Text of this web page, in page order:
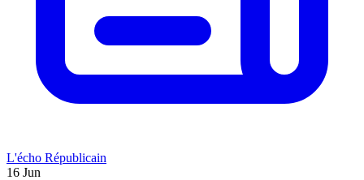
L'écho Républicain
16 Jun